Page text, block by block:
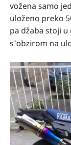
vožena samo
uloženo preko
pa džaba stoji u
s'obzirom na